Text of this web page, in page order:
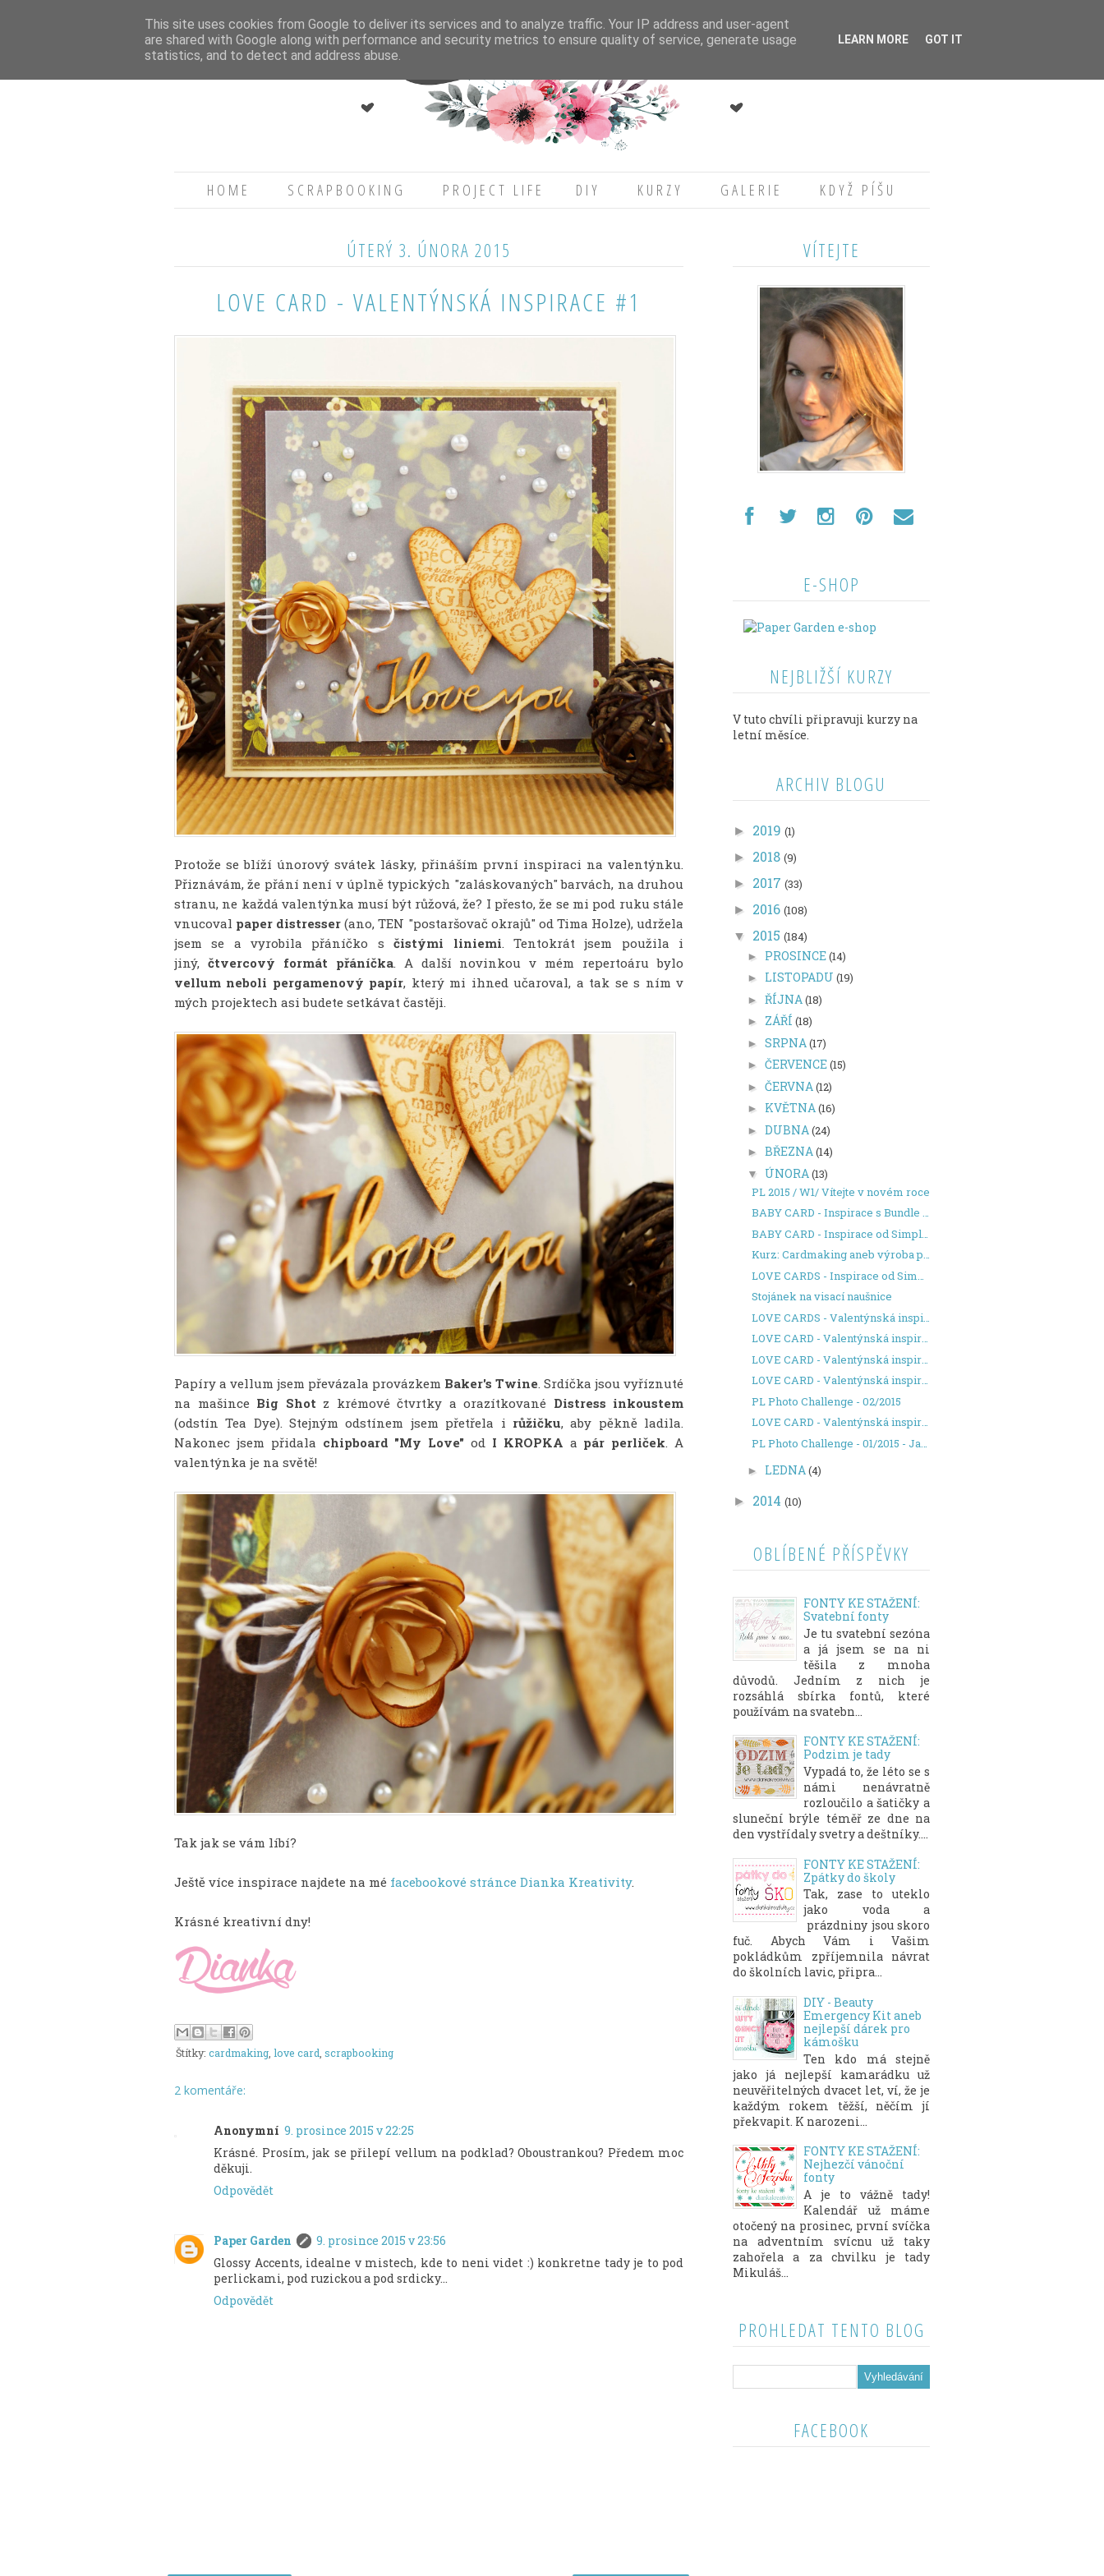
HOME SCRAPBOOKING PROJECT LIFE DIY KURZY GALERIE KDYŽ PÍŠU
ÚTERÝ 3. ÚNORA 2015
LOVE CARD - VALENTÝNSKÁ INSPIRACE #1
Protože se blíží únorový svátek lásky, přináším první inspiraci na valentýnku.
Přiznávám, že přání není v úplně typických "zaláskovaných" barvách, na druhou
stranu, ne každá valentýnka musí být růžová, že? I přesto, že se mi pod ruku stále
vnucoval paper distresser(ano, TEN "postaršovač okrajů" od Tima Holze), udržela
jsem se a vyrobila přáníčko sčistými liniemi. Tentokrát jsem použila i
jiný, čtvercový formát přáníčka. A další novinkou v mém repertoáru bylo
vellum neboli pergamenový papír, který mi ihned učaroval, a tak se s ním v
mých projektech asi budete setkávat častěji.
Papíry a vellum jsem převázala provázkem Baker's Twine . Srdíčka jsou vyříznuté
na mašince Big Shot z krémové čtvrtky a orazítkované Distress inkoustem
(odstín Tea Dye). Stejným odstínem jsem přetřela i růžičku, aby pěkně ladila.
Nakonec jsem přidala chipboard "My Love" od I KROPKA a pár perliček . A
valentýnka je na světě!
Tak jak se vám líbí?
Ještě více inspirace najdete na mé facebookové stránce Dianka Kreativity.
Krásné kreativní dny!
Štítky: cardmaking love card scrapbooking
2 komentáře:
Anonymní 9. prosince 2015 v 22:25
Krásné. Prosím, jak se přilepí vellum na podklad? Oboustrankou? Předem moc
děkuji.
Odpovědět
Paper Garden
9. prosince 2015 v 23:56
Glossy Accents, idealne v mistech, kde to neni videt :) konkretne tady je to pod
perlickami, pod ruzickou a pod srdicky...
Odpovědět
VÍTEJTE
E-SHOP
NEJBLIŽŠÍ KURZY
V tuto chvíli připravuji kurzy na
letní měsíce.
ARCHIV BLOGU
► 2019 (1)
► 2018 (9)
► 2017 (33)
► 2016 (108)
▼ 2015 (184)
► PROSINCE(14)
► LISTOPADU (19)
► ŘÍJNA (18)
► ZÁŘÍ (18)
► SRPNA (17)
► ČERVENCE(15)
► ČERVNA (12)
► KVĚTNA(16)
► DUBNA (24)
► BŘEZNA(14)
▼ ÚNORA (13)
PL 2015 / W1/ Vítejte v novém roce
BABY CARD - Inspirace s Bundle of Joy
Kurz: Cardmaking aneb výroba přáníček
Stojánek na visací naušnice
LOVE CARD - Valentýnská inspirace #4
LOVE CARD - Valentýnská inspirace #3
LOVE CARD - Valentýnská inspirace #2
PL Photo Challenge - 02/2015
LOVE CARD - Valentýnská inspirace #1
► LEDNA(4)
► 2014 (10)
OBLÍBENÉ PŘÍSPĚVKY
FONTY KE STAŽENÍ:
Svatební fonty
Je tu svatební sezóna
a já jsem se na ni
těšila z mnoha
důvodů. Jedním z nich je
rozsáhlá sbírka fontů, které
používám na svatebn...
FONTY KE STAŽENÍ:
Podzim je tady
Vypadá to, že léto se s
námi nenávratně
rozloučilo a šatičky a
sluneční brýle téměř ze dne na
den vystřídaly svetry a deštníky....
FONTY KE STAŽENÍ:
Zpátky do školy
Tak, zase to uteklo
jako voda a
prázdniny jsou skoro
fuč. Abych Vám i Vašim
pokládkům zpříjemnila návrat
do školních lavic, připra...
DIY - Beauty
Emergency Kit aneb
nejlepší dárek pro
kámošku
Ten kdo má stejně
jako já nejlepší kamarádku už
neuvěřitelných dvacet let, ví, že je
každým rokem těžší, něčím jí
překvapit. K narozeni...
FONTY KE STAŽENÍ:
Nejhezčí vánoční
fonty
A je to vážně tady!
Kalendář už máme
otočený na prosinec, první svíčka
na adventním svícnu už taky
zahořela a za chvilku je tady
Mikuláš...
PROHLEDAT TENTO BLOG
FACEBOOK
This site uses cookies from Google to deliver its services and to analyze traffic. Your IP address and user-agent
are shared with Google along with performance and security metrics to ensure quality of service, generate usage
statistics, and to detect and address abuse.
LEARN MORE GOT IT